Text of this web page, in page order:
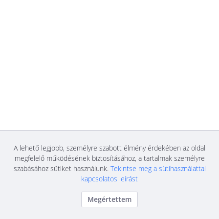
Közbeszerzési és Ellátási Főigazgatóság
A lehető legjobb, személyre szabott élmény érdekében az oldal
megfelelő működésének biztosításához, a tartalmak személyre
szabásához sütiket használunk. Tekintse meg a sütihasználattal
kapcsolatos leírást
Megértettem